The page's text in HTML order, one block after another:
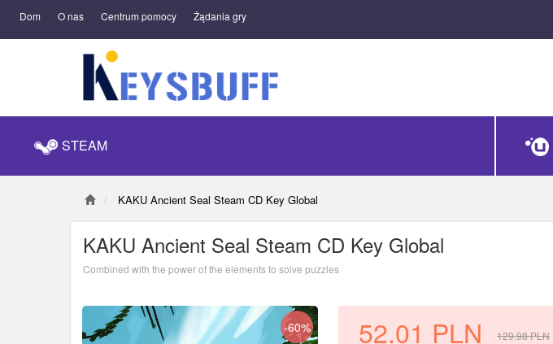
Dom O nas Centrum pomocy Żądania gry
STEAM
KAKU Ancient Seal Steam CD Key Global
KAKU Ancient Seal Steam CD Key Global
Combined with the power of the elements to solve puzzles
-60% 52.01 PLN 129.98PLN